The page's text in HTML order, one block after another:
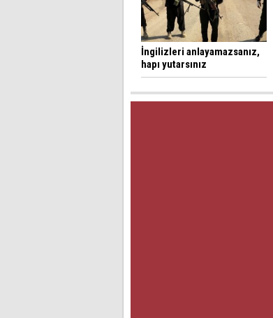
İngilizleri anlayamazsanız,
hapı yutarsınız